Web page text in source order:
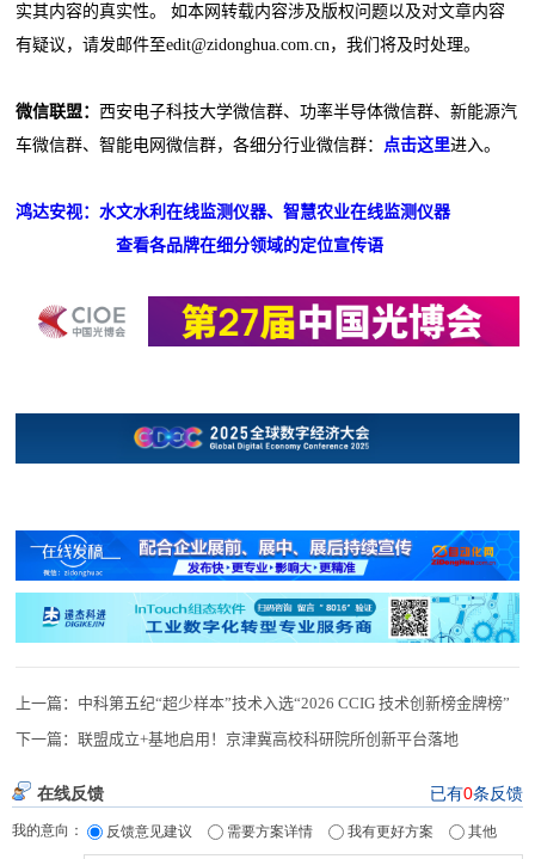
实其内容的真实性。 如本网转载内容涉及版权问题以及对文章内容
有疑议，请发邮件至edit@zidonghua.com.cn，我们将及时处理。
微信联盟： 西安电子科技大学微信群、功率半导体微信群、新能源汽
车微信群、智能电网微信群，各细分行业微信群：
点击这里进入。
鸿达安视：水文水利在线监测仪器、智慧农业在线监测仪器
查看各品牌在细分领域的定位宣传语
上一篇： 中科第五纪“超少样本”技术入选“2026 CCIG 技术创新榜金牌榜”
下一篇：联盟成立+基地启用！京津冀高校科研院所创新平台落地